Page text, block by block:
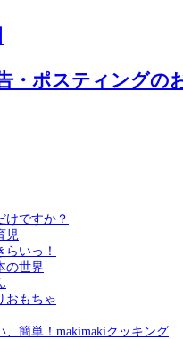
けですか？
児
いっ！
の世界
おもちゃ
、簡単！makimakiクッキング